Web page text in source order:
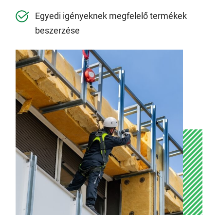
Egyedi igényeknek megfelelő termékek
beszerzése